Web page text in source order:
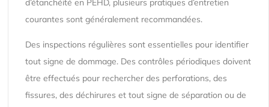
courantes sont généralement recommandées.
Des inspections régulières sont essentielles pour identifier
tout signe de dommage. Des contrôles périodiques doivent
être effectués pour rechercher des perforations, des
fissures, des déchirures et tout signe de séparation ou de